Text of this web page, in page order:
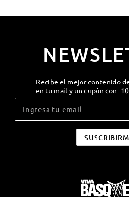
Recibe el mejor contenido
en tu mail y un cupón con -